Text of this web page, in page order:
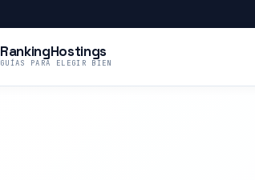
RankingHostings
GUÍAS PARA ELEGIR BIEN